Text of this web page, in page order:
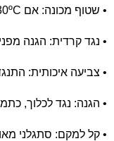
• שטוף מכונה: אם 30ºC
• נגד קרדית: הגנה
• צביעה איכותית:
• הגנה: נגד לכלוך,
• קל למקם: סתגלני